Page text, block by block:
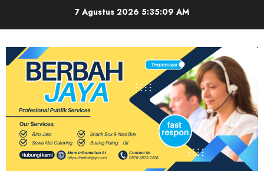
7 Agustus 2026 5:35:09 AM